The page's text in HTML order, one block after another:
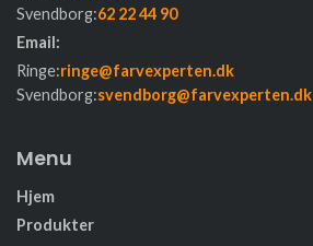
Svendborg:62 22 44 90
Email:
Ringe:ringe@farvexperten.dk
Svendborg:svendborg@farvexperten.dk
Menu
Hjem
Produkter